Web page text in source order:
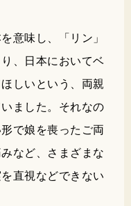
意味し、「リン」
、日本においてベ
しいという、両親
ました。それなの
で娘を喪ったご両
など、さまざまな
直視などできない